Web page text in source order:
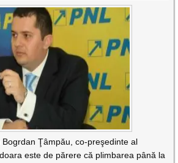
Ţâmpău, co-preşedinte al
este de părere că plimbarea până la